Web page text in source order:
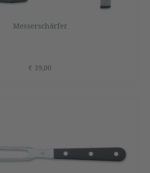
Messerschärfer
€ 39,00